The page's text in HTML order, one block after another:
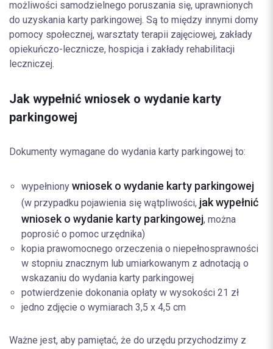
możliwości samodzielnego poruszania się, uprawnionych
do uzyskania karty parkingowej. Są to między innymi domy
pomocy społecznej, warsztaty terapii zajęciowej, zakłady
opiekuńczo-lecznicze, hospicja i zakłady rehabilitacji
leczniczej.
Jak wypełnić wniosek o wydanie karty
parkingowej
Dokumenty wymagane do wydania karty parkingowej to:
wypełniony wniosek o wydanie karty parkingowej
(w przypadku pojawienia się wątpliwości, jak wypełnić
wniosek o wydanie karty parkingowej, można
poprosić o pomoc urzędnika)
kopia prawomocnego orzeczenia o niepełnosprawności
w stopniu znacznym lub umiarkowanym z adnotacją o
wskazaniu do wydania karty parkingowej
potwierdzenie dokonania opłaty w wysokości 21 zł
jedno zdjęcie o wymiarach 3,5 x 4,5 cm
Ważne jest, aby pamiętać, że do urzędu przychodzimy z